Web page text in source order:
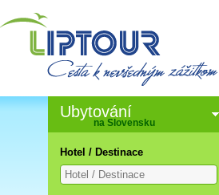
Ubytování
na Slovensku
Hotel / Destinace